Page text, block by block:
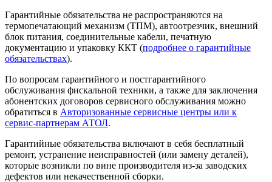
Гарантийные обязательства не распространяются на
термопечатающий механизм (ТПМ), автоотрезчик, внешний
блок питания, соединительные кабели, печатную
документацию и упаковку ККТ (подробнее о гарантийные
обязательствах).
По вопросам гарантийного и постгарантийного
обслуживания фискальной техники, а также для заключения
абонентских договоров сервисного обслуживания можно
обратиться в Авторизованные сервисные центры или к
сервис-партнерам АТОЛ.
Гарантийные обязательства включают в себя бесплатный
ремонт, устранение неисправностей (или замену деталей),
которые возникли по вине производителя из-за заводских
дефектов или некачественной сборки.